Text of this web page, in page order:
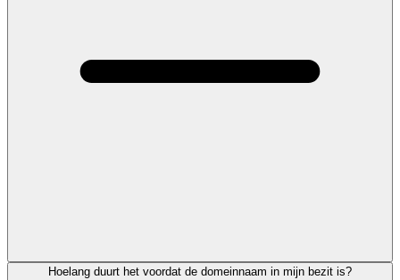
Hoelang duurt het voordat de domeinnaam in mijn bezit is?